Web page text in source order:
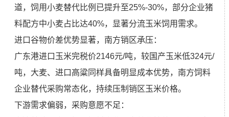
道，饲用小麦替代比例已提升至25%-30%，部分企业猪
料配方中小麦占比达40%，显著分流玉米饲用需求。
进口谷物价差优势显著，南方销区承压：
广东港进口玉米完税价2146元/吨，较国产玉米低324元/
吨，大麦、进口高粱同样具备明显成本优势，南方饲料
企业替代采购常态化，持续压制销区玉米价格。
下游需求偏弱，采购意愿不足：